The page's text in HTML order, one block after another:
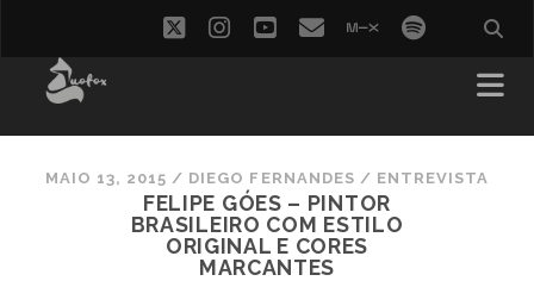
twitterinstagram
youtube
emailmixcloud
spotify
MAIO 13, 2015 / DIEGO FERNANDES / ENTREVISTA
FELIPE GÓES – PINTOR
BRASILEIRO COM ESTILO
ORIGINAL E CORES
MARCANTES